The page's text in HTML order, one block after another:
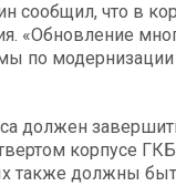
что в
«Обновление
по
должен
корпусе
также должны